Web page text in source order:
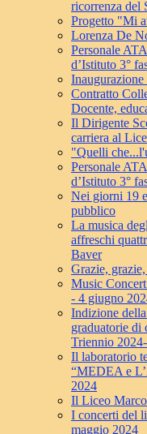
ricorrenza del
Progetto "Mi
Lorenza De
Personale
d’Istituto 3°
Contratto
Docente,
Il Dirigente
carriera al
"Quelli
Personale
d’Istituto 3°
Nei giorni 19
pubblico
La musica
affreschi
Baver
Grazie,
Music
- 4 giugno
Indizione
graduatorie di
Triennio
Il laboratorio
“MEDEA e
2024
Il Liceo
I concerti del
maggio 2024